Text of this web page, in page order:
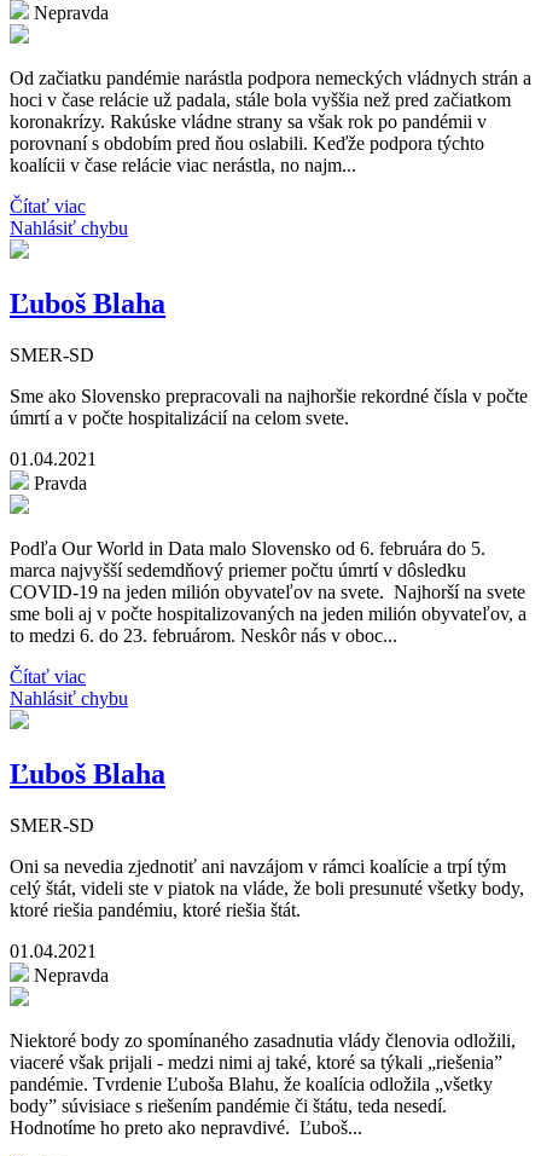
Nepravda
Od začiatku pandémie narástla podpora nemeckých vládnych strán a
hoci v čase relácie už padala, stále bola vyššia než pred začiatkom
koronakrízy. Rakúske vládne strany sa však rok po pandémii v
porovnaní s obdobím pred ňou oslabili. Keďže podpora týchto
koalícii v čase relácie viac nerástla, no najm...
Čítať viac
Nahlásiť chybu
Ľuboš Blaha
SMER-SD
Sme ako Slovensko prepracovali na najhoršie rekordné čísla v počte
úmrtí a v počte hospitalizácií na celom svete.
01.04.2021
Pravda
Podľa Our World in Data malo Slovensko od 6. februára do 5.
marca najvyšší sedemdňový priemer počtu úmrtí v dôsledku
COVID-19 na jeden milión obyvateľov na svete. Najhorší na svete
sme boli aj v počte hospitalizovaných na jeden milión obyvateľov, a
to medzi 6. do 23. februárom. Neskôr nás v oboc...
Čítať viac
Nahlásiť chybu
Ľuboš Blaha
SMER-SD
Oni sa nevedia zjednotiť ani navzájom v rámci koalície a trpí tým
celý štát, videli ste v piatok na vláde, že boli presunuté všetky body,
ktoré riešia pandémiu, ktoré riešia štát.
01.04.2021
Nepravda
Niektoré body zo spomínaného zasadnutia vlády členovia odložili,
viaceré však prijali - medzi nimi aj také, ktoré sa týkali „riešenia”
pandémie. Tvrdenie Ľuboša Blahu, že koalícia odložila „všetky
body” súvisiace s riešením pandémie či štátu, teda nesedí.
Hodnotíme ho preto ako nepravdivé. Ľuboš...